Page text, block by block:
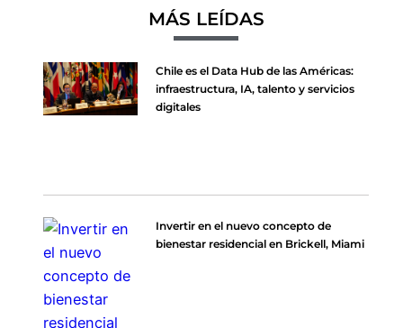
MÁS LEÍDAS
Chile es el Data Hub de las Américas:
infraestructura, IA, talento y servicios
digitales
Invertir en el nuevo concepto de
bienestar residencial en Brickell, Miami